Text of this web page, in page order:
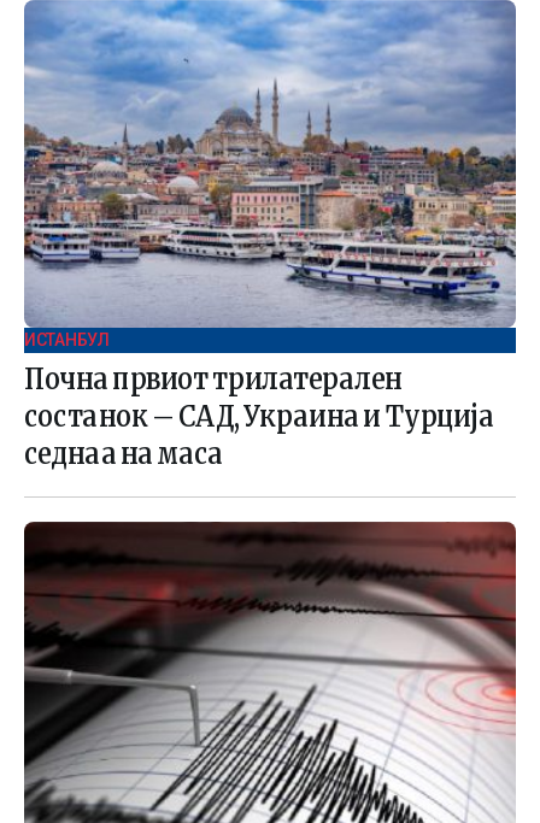
ИСТАНБУЛ
Почна првиот трилатерален
состанок – САД, Украина и Турција
седнаа на маса